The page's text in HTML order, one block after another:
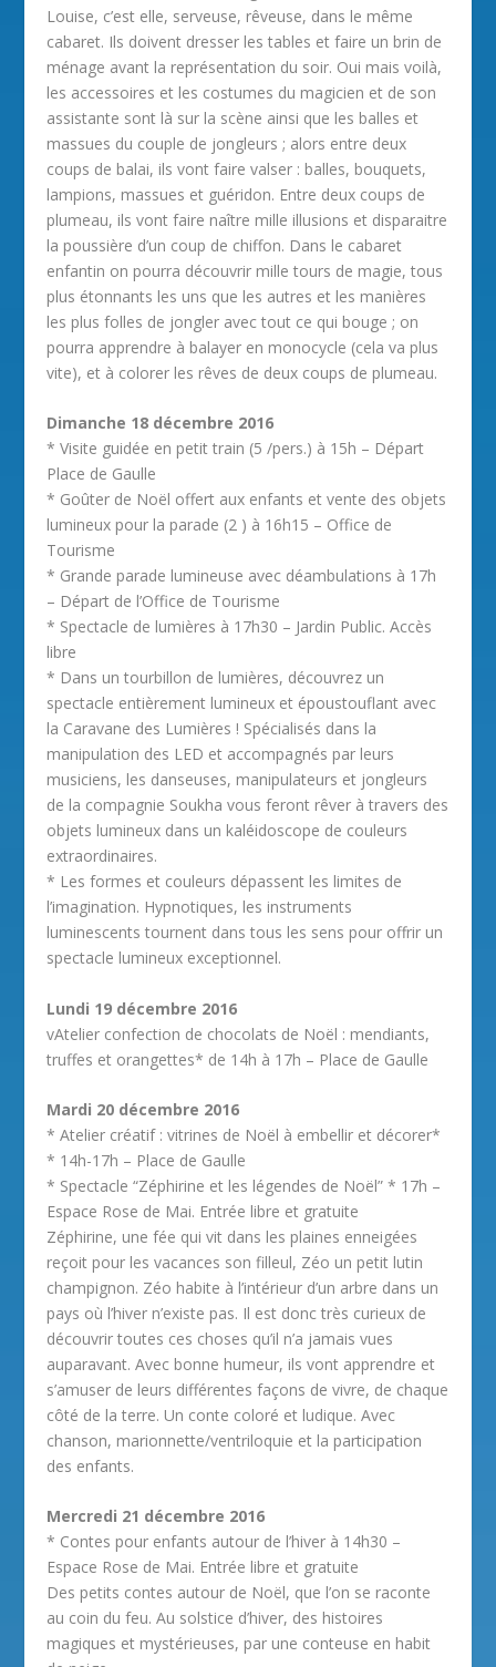
Louise, c’est elle, serveuse, rêveuse, dans le même
cabaret. Ils doivent dresser les tables et faire un brin de
ménage avant la représentation du soir. Oui mais voilà,
les accessoires et les costumes du magicien et de son
assistante sont là sur la scène ainsi que les balles et
massues du couple de jongleurs ; alors entre deux
coups de balai, ils vont faire valser : balles, bouquets,
lampions, massues et guéridon. Entre deux coups de
plumeau, ils vont faire naître mille illusions et disparaitre
la poussière d’un coup de chiffon. Dans le cabaret
enfantin on pourra découvrir mille tours de magie, tous
plus étonnants les uns que les autres et les manières
les plus folles de jongler avec tout ce qui bouge ; on
pourra apprendre à balayer en monocycle (cela va plus
vite), et à colorer les rêves de deux coups de plumeau.
Dimanche 18 décembre 2016
* Visite guidée en petit train (5 /pers.) à 15h – Départ
Place de Gaulle
* Goûter de Noël offert aux enfants et vente des objets
lumineux pour la parade (2 ) à 16h15 – Office de
Tourisme
* Grande parade lumineuse avec déambulations à 17h
– Départ de l’Office de Tourisme
* Spectacle de lumières à 17h30 – Jardin Public. Accès
libre
* Dans un tourbillon de lumières, découvrez un
spectacle entièrement lumineux et époustouflant avec
la Caravane des Lumières ! Spécialisés dans la
manipulation des LED et accompagnés par leurs
musiciens, les danseuses, manipulateurs et jongleurs
de la compagnie Soukha vous feront rêver à travers des
objets lumineux dans un kaléidoscope de couleurs
extraordinaires.
* Les formes et couleurs dépassent les limites de
l’imagination. Hypnotiques, les instruments
luminescents tournent dans tous les sens pour offrir un
spectacle lumineux exceptionnel.
Lundi 19 décembre 2016
vAtelier confection de chocolats de Noël : mendiants,
truffes et orangettes* de 14h à 17h – Place de Gaulle
Mardi 20 décembre 2016
* Atelier créatif : vitrines de Noël à embellir et décorer*
* 14h-17h – Place de Gaulle
* Spectacle “Zéphirine et les légendes de Noël” * 17h –
Espace Rose de Mai. Entrée libre et gratuite
Zéphirine, une fée qui vit dans les plaines enneigées
reçoit pour les vacances son filleul, Zéo un petit lutin
champignon. Zéo habite à l’intérieur d’un arbre dans un
pays où l’hiver n’existe pas. Il est donc très curieux de
découvrir toutes ces choses qu’il n’a jamais vues
auparavant. Avec bonne humeur, ils vont apprendre et
s’amuser de leurs différentes façons de vivre, de chaque
côté de la terre. Un conte coloré et ludique. Avec
chanson, marionnette/ventriloquie et la participation
des enfants.
Mercredi 21 décembre 2016
* Contes pour enfants autour de l’hiver à 14h30 –
Espace Rose de Mai. Entrée libre et gratuite
Des petits contes autour de Noël, que l’on se raconte
au coin du feu. Au solstice d’hiver, des histoires
magiques et mystérieuses, par une conteuse en habit